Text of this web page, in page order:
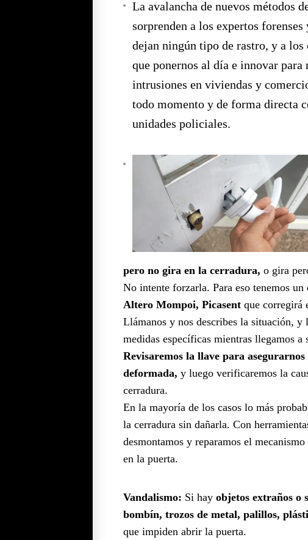
La avalancha de nuevos métodos
sorprenden a los expertos forenses
dejan ningún tipo de rastro, y a los
que ponernos al día e innovar para
intrusiones en viviendas y
todo momento y de forma directa
unidades policiales.
pero no gira en la cerradura, o gira
No intente forzarla. Para eso tenemos un
Altero Mompoi, Picasent que corregirá
Llámanos y nos describes la situación, y
medidas específicas mientras llegamos
Revisaremos la llave para asegurarnos
deformada, y luego verificaremos la
cerradura.
En la mayoría de los casos lo más
la cerradura sin dañarla. Con
desmontamos y reparamos el
en la puerta.
Vandalismo: Si hay objetos extraños o
bombín, trozos de metal, palillos,
que impiden abrir la puerta.